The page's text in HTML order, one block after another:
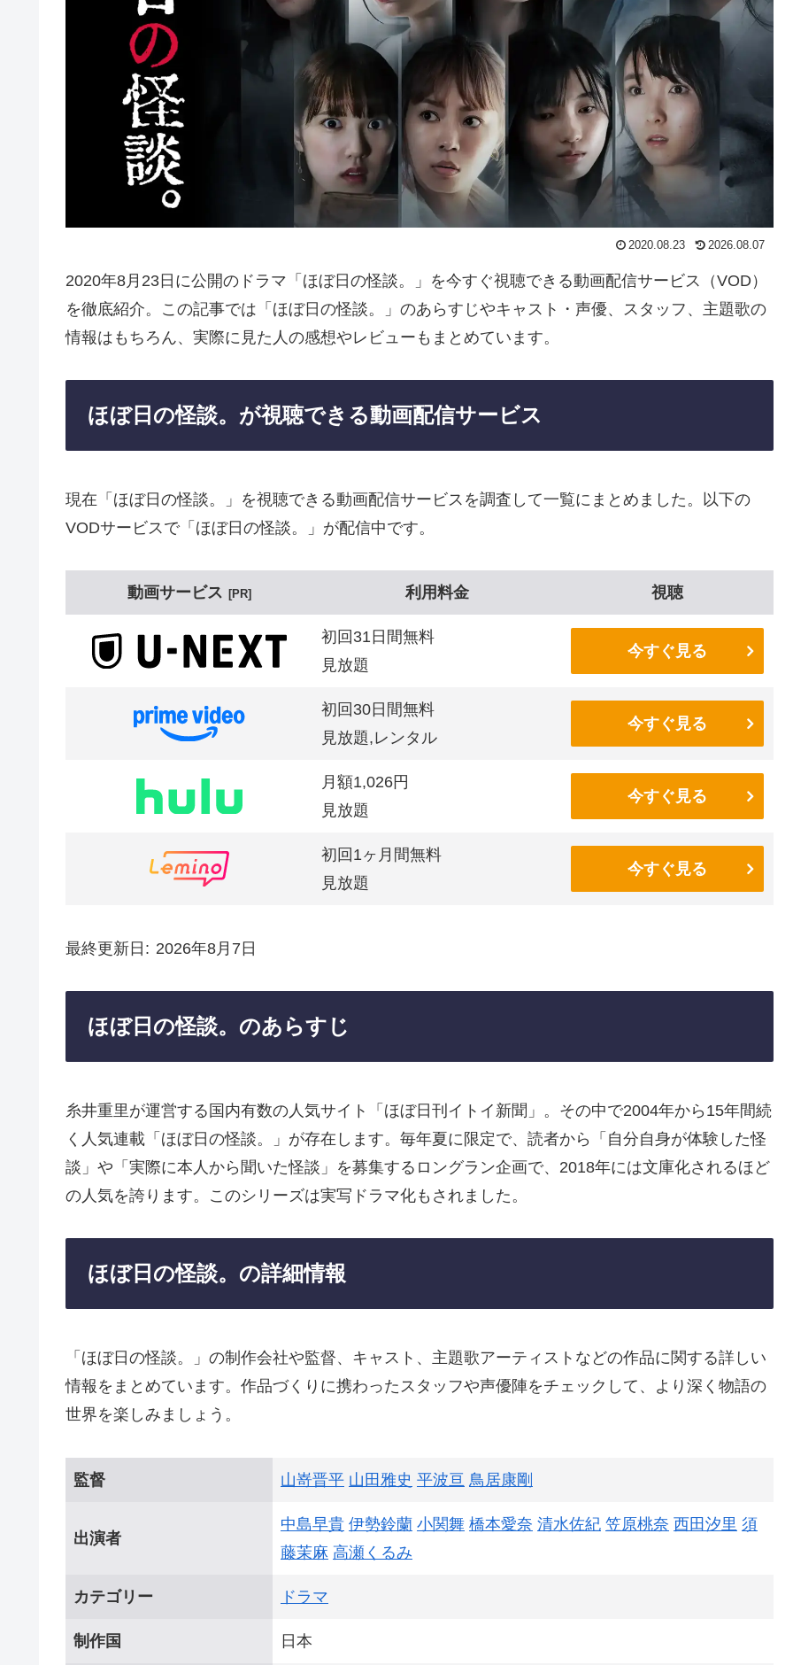
2020.08.23 2026.08.07
2020年8月23日に公開のドラマ「ほぼ日の怪談。」を今すぐ視聴できる動画配信サービス（VOD）
を徹底紹介。この記事では「ほぼ日の怪談。」のあらすじやキャスト・声優、スタッフ、主題歌の
情報はもちろん、実際に見た人の感想やレビューもまとめています。
ほぼ日の怪談。が視聴できる動画配信サービス
現在「ほぼ日の怪談。」を視聴できる動画配信サービスを調査して一覧にまとめました。以下の
VODサービスで「ほぼ日の怪談。」が配信中です。
動画サービス PR 利用料金 視聴
初回31日間無料
見放題
今すぐ見る
初回30日間無料
見放題,レンタル
今すぐ見る
月額1,026円
見放題
今すぐ見る
初回1ヶ月間無料
見放題
今すぐ見る
最終更新日 2026年8月7日
ほぼ日の怪談。のあらすじ
糸井重里が運営する国内有数の人気サイト「ほぼ日刊イトイ新聞」。その中で2004年から15年間続
く人気連載「ほぼ日の怪談。」が存在します。毎年夏に限定で、読者から「自分自身が体験した怪
談」や「実際に本人から聞いた怪談」を募集するロングラン企画で、2018年には文庫化されるほど
の人気を誇ります。このシリーズは実写ドラマ化もされました。
ほぼ日の怪談。の詳細情報
「ほぼ日の怪談。」の制作会社や監督、キャスト、主題歌アーティストなどの作品に関する詳しい
情報をまとめています。作品づくりに携わったスタッフや声優陣をチェックして、より深く物語の
世界を楽しみましょう。
監督 山嵜晋平 山田雅史 平波亘 鳥居康剛
出演者
中島早貴 伊勢鈴蘭 小関舞 橋本愛奈 清水佐紀 笠原桃奈 西田汐里 須
藤茉麻 高瀬くるみ
カテゴリー ドラマ
制作国 日本